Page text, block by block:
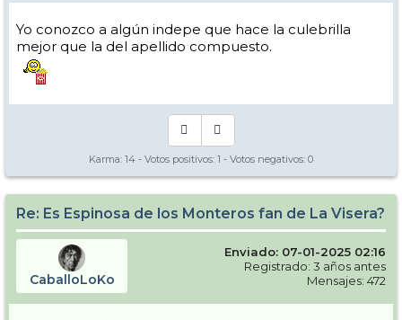
Yo conozco a algún indepe que hace la culebrilla
mejor que la del apellido compuesto.
Karma: 14 - Votos positivos: 1 - Votos negativos: 0
Re: Es Espinosa de los Monteros fan de La Visera?
CaballoLoKo
Enviado: 07-01-2025 02:16
Registrado: 3 años antes
Mensajes: 472